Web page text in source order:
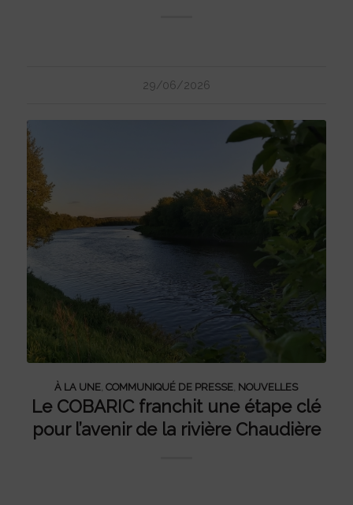
29/06/2026
À LA UNE ,COMMUNIQUÉ DE PRESSE NOUVELLES
Le COBARIC franchit une étape clé
pour l’avenir de la rivière Chaudière